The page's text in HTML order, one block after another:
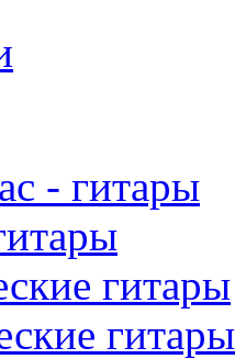
- гитары
гитары
гитары